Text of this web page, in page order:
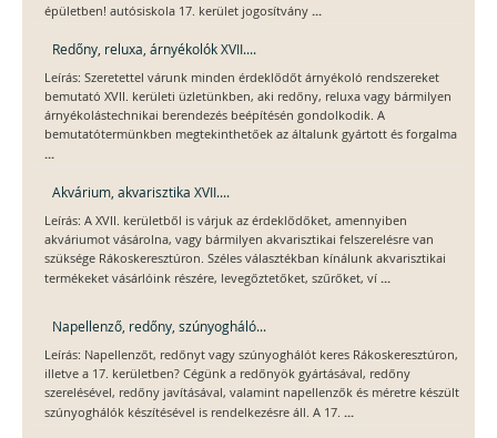
épületben! autósiskola 17. kerület jogosítvány ...
Redőny, reluxa, árnyékolók XVII....
Leírás: Szeretettel várunk minden érdeklődőt árnyékoló rendszereket
bemutató XVII. kerületi üzletünkben, aki redőny, reluxa vagy bármilyen
árnyékolástechnikai berendezés beépítésén gondolkodik. A
bemutatótermünkben megtekinthetőek az általunk gyártott és forgalma
...
Akvárium, akvarisztika XVII....
Leírás: A XVII. kerületből is várjuk az érdeklődőket, amennyiben
akváriumot vásárolna, vagy bármilyen akvarisztikai felszerelésre van
szüksége Rákoskeresztúron. Széles választékban kínálunk akvarisztikai
termékeket vásárlóink részére, levegőztetőket, szűrőket, ví ...
Napellenző, redőny, szúnyogháló...
Leírás: Napellenzőt, redőnyt vagy szúnyoghálót keres Rákoskeresztúron,
illetve a 17. kerületben? Cégünk a redőnyök gyártásával, redőny
szerelésével, redőny javításával, valamint napellenzők és méretre készült
szúnyoghálók készítésével is rendelkezésre áll. A 17. ...